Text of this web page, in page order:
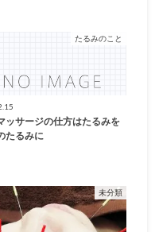
たるみのこと
ッサージの仕方はたるみを
たるみに
未分類